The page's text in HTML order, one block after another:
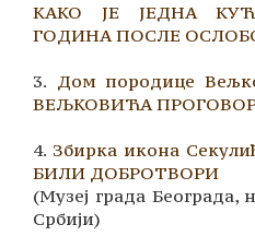
КАКО ЈЕ ЈЕДНА
ГОДИНА ПОСЛЕ
3. Дом породице
ВЕЉКОВИЋА
4. Збирка икона
БИЛИ ДОБРОТВОРИ
(Музеј града Београда,
Србији)